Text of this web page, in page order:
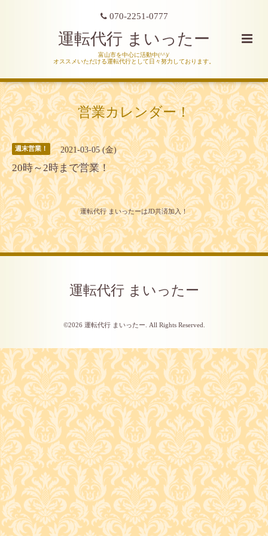
070-2251-0777
運転代行 まいったー
富山市を中心に活動中(^^)/
オススメいただける運転代行として日々努力しております。
営業カレンダー！
週末営業！ 2021-03-05 (金)
20時～2時まで営業！
運転代行 まいったーはJD共済加入！
運転代行 まいったー
©2026 運転代行 まいったー . All Rights Reserved.